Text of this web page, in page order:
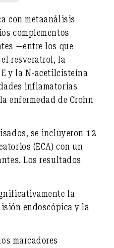
con metaanálisis
complementos
—entre los que
el resveratrol,la
y la N-acetilcisteína
inflamatorias
enfermedad de Crohn
se incluyeron 12
(ECA) con un
Los resultados
la
endoscópicay la
marcadores